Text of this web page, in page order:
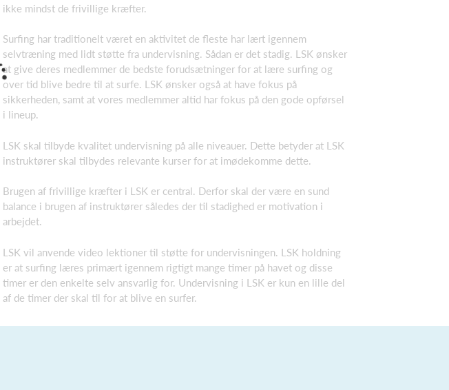
ikke mindst de frivillige kræfter.
Surfing har traditionelt været en aktivitet de fleste har lært igennem
selvtræning med lidt støtte fra undervisning. Sådan er det stadig. LSK ønsker
at give deres medlemmer de bedste forudsætninger for at lære surfing og
over tid blive bedre til at surfe. LSK ønsker også at have fokus på
sikkerheden, samt at vores medlemmer altid har fokus på den gode opførsel
i lineup.
LSK skal tilbyde kvalitet undervisning på alle niveauer. Dette betyder at LSK
instruktører skal tilbydes relevante kurser for at imødekomme dette.
Brugen af frivillige kræfter i LSK er central. Derfor skal der være en sund
balance i brugen af instruktører således der til stadighed er motivation i
arbejdet.
LSK vil anvende video lektioner til støtte for undervisningen. LSK holdning
er at surfing læres primært igennem rigtigt mange timer på havet og disse
timer er den enkelte selv ansvarlig for. Undervisning i LSK er kun en lille del
af de timer der skal til for at blive en surfer.